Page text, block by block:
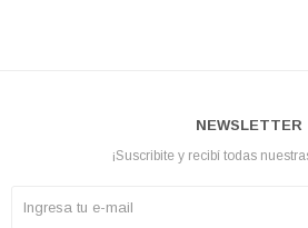
NEWSLETTER
¡Suscribite y recibí todas